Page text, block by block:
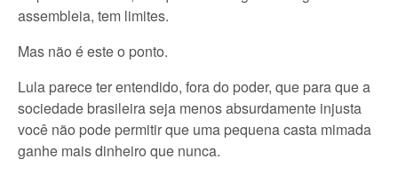
assembleia, tem limites.
Mas não é este o ponto.
Lula parece ter entendido, fora do poder, que para que a
sociedade brasileira seja menos absurdamente injusta
você não pode permitir que uma pequena casta mimada
ganhe mais dinheiro que nunca.